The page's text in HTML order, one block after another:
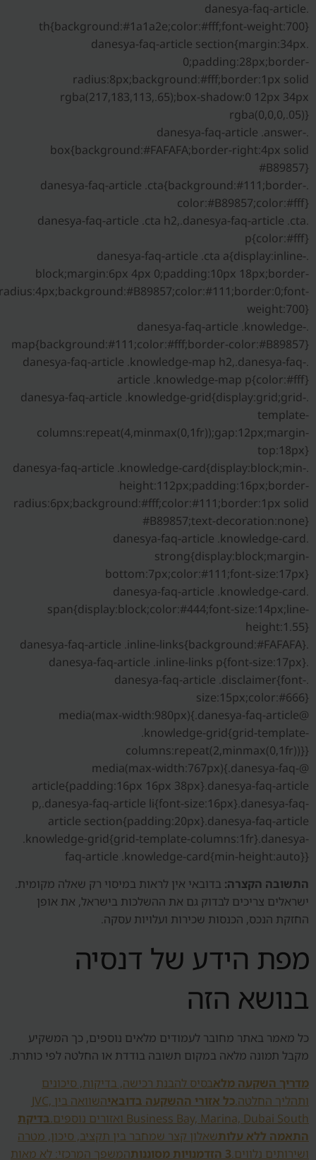
.danesya-faq-article
th{background:#1a1a2e;color:#fff;font-weight:700}
.danesya-faq-article section{margin:34px
0;padding:28px;border-
radius:8px;background:#fff;border:1px solid
rgba(217,183,113,.65);box-shadow:0 12px 34px
rgba(0,0,0,.05)}
.danesya-faq-article .answer-
box{background:#FAFAFA;border-right:4px solid
#B89857}
.danesya-faq-article .cta{background:#111;border-
color:#B89857;color:#fff}
.danesya-faq-article .cta h2,.danesya-faq-article .cta
p{color:#fff}
.danesya-faq-article .cta a{display:inline-
block;margin:6px 4px 0;padding:10px 18px;border-
weight:700}
.danesya-faq-article .knowledge-
map{background:#111;color:#fff;border-color:#B89857}
.danesya-faq-article .knowledge-map h2,.danesya-faq-
article .knowledge-map p{color:#fff}
.danesya-faq-article .knowledge-grid{display:grid;grid-
template-
columns:repeat(4,minmax(0,1fr));gap:12px;margin-
top:18px}
.danesya-faq-article .knowledge-card{display:block;min-
height:112px;padding:16px;border-
radius:6px;background:#fff;color:#111;border:1px solid
#B89857;text-decoration:none}
.danesya-faq-article .knowledge-card
strong{display:block;margin-
bottom:7px;color:#111;font-size:17px}
.danesya-faq-article .knowledge-card
span{display:block;color:#444;font-size:14px;line-
height:1.55}
.danesya-faq-article .inline-links{background:#FAFAFA}
.danesya-faq-article .inline-links p{font-size:17px}
.danesya-faq-article .disclaimer{font-
size:15px;color:#666}
@media(max-width:980px){.danesya-faq-article
.knowledge-grid{grid-template-
columns:repeat(2,minmax(0,1fr))}}
@media(max-width:767px){.danesya-faq-
article{padding:16px 16px 38px}.danesya-faq-article
p,.danesya-faq-article li{font-size:16px}.danesya-faq-
article section{padding:20px}.danesya-faq-article
.knowledge-grid{grid-template-columns:1fr}.danesya-
faq-article .knowledge-card{min-height:auto}}
התשובה הקצרה: בדובאי אין לראות במיסוי רק שאלה מקומית.
ישראלים צריכים לבדוק גם את ההשלכות בישראל, את אופן
החזקת הנכס, הכנסות שכירות ועלויות עסקה.
מפת הידע של דנסיה
בנושא הזה
כל מאמר באתר מחובר לעמודים מלאים נוספים, כך המשקיע
מקבל תמונה מלאה במקום תשובה בודדת או החלטה לפי כותרת.
מדריך השקעה מלאבסיס להבנת רכישה, בדיקות, סיכונים
ותהליך החלטה.כל אזורי ההשקעה בדובאי
השוואה בין JVC,
Business Bay, Marina, Dubai South ואזורים נוספים.
בדיקת
התאמה ללא עלותשאלון קצר שמחבר בין תקציב, סיכון, מטרה
ושירותים נלווים.3 הזדמנויות מסוננות המשפך המרכזי: לא מאות